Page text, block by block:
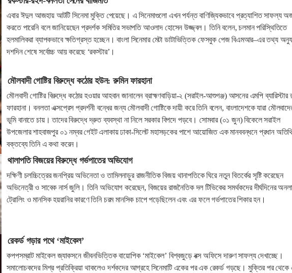
এবার ঈদুল আজহায় আটটি সিনেমা মুক্তি পেয়েছে। এ সিনেমাগুলো এখন পর্যন্ত বাণিজ্যিকভাবে প্রত্যাশিত সাফল্য
করতে পারেনি বলে জানিয়েছেন প্রদর্শক সমিতির সভাপতি আওলাদ হোসেন উজ্জ্বল। তিনি বলেন, চলমান পরিস্থিতিতে
হলমালিকরা ব্যাপকভাবে ক্ষতিগ্রস্ত হচ্ছেন। বাংলা সিনেমার মেটা ডাটাভিত্তিক ফেসবুক পেজ বিএমআর–এর তথ্য
দশদিন শেষে সর্বোচ্চ আয় করেছে ‘রকস্টার’।
মৌলবাদী গোষ্টির বিরুদ্ধে কঠোর হউন: রুমিন ফারহানা
মৌলবাদী গোষ্টির বিরুদ্ধে কঠোর হওয়ার আহবান জানালেন ব্রাহ্মণবাড়িয়া-২ (সরাইল-আশুগঞ্জ) আসনের এমপি ব্যারিস্টার
ফারহানা। বনলতা এক্সপ্রেস প্রদর্শনী বন্ধের জন্য মৌলবাদী গোষ্টিকে দায়ী করে তিনি বলেন, বাংলাদেশকে যারা
ভূমি বানাতে চায়। তাদের বিরুদ্ধে দ্রুত ব্যবস্থা না নিলে সরকার বিপদে পড়বে। সোমবার (০১ জুন) বিকেলে সরাইল
উপজেলার শাহবাজপুর ০১ নম্বর গেইট এলাকায় ঢাকা-সিলেট মহাসড়কের পাশে আয়োজিত এক মানববন্ধনে প্রধান
বক্তব্যে তিনি এ কথা করেন।
থালাপতি বিজয়ের বিরুদ্ধে গর্ভপাতের অভিযোগ
দক্ষিণী চলচ্চিত্রের জনপ্রিয় অভিনেতা ও তামিলনাড়ুর রাজনীতিক বিজয় থানাপতিকে ঘিরে নতুন বিতর্কের সৃষ্টি করেছেন
অভিনেত্রী ও সাবেক নার্স জুলি। তিনি অভিযোগ করেছেন, বিজয়ের রাজনৈতিক দল টিভিকের সমর্থকদের দীর্ঘদিনের
ট্রোলিং ও মানসিক হয়রানির কারণে তিনি চরম মানসিক চাপে পড়েছিলেন এবং এর ফলে গর্ভপাতের শিকার হন।
রেকর্ড গড়ার পথে ‘মাইকেল’
কপপসম্রাট মাইকেল জ্যাকসনে জীবনভিত্তিক বায়োপিক ‘মাইকেল’ বিশ্বজুড়ে বক্স অফিসে দারুণ সাফল্য দেখাচ্ছে।
সমালোচকদের মিশ্র প্রতিক্রিয়া থাকলেও দর্শকদের আগ্রহে সিনেমাটি একের পর এক রেকর্ড গড়ছে। মুক্তির পর থেকে